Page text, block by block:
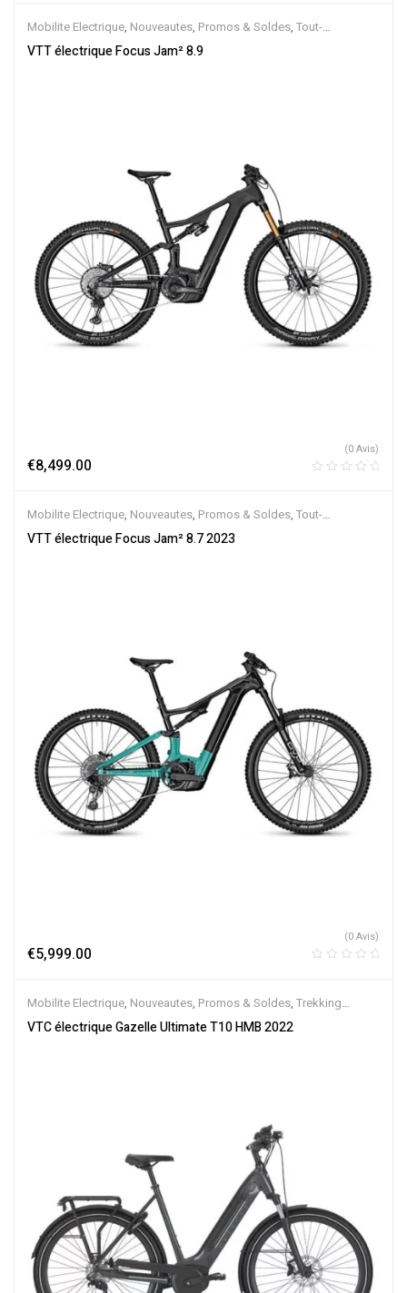
Mobilite Electrique, Nouveautes, Promos & Soldes, Tout-
Suspendus,Vélo électrique ville,Velos Electriques
VTT électrique Focus Jam² 8.9
€8,499.00
(0 Avis)
Mobilite Electrique, Nouveautes, Promos & Soldes, Tout-
Suspendus,Vélo électrique ville ,Velos Electriques
VTT électrique Focus Jam² 8.7 2023
€5,999.00
(0 Avis)
Mobilite Electrique, Nouveautes, Promos & Soldes, Trekking
électrique,Vélo électrique ville,Velos Electriques,VTC Electrique
VTC électrique Gazelle Ultimate T10 HMB 2022